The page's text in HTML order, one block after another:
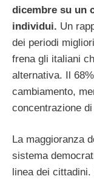
dicembre su un
individui. Un
dei periodi
frena gli italiani
alternativa. Il
cambiamento,
concentrazione
La maggioranza
sistema
linea dei